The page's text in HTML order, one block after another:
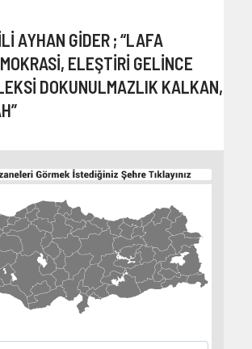
AYHAN GİDER ; “LAFA
ELEŞTİRİ GELİNCE
DOKUNULMAZLIK KALKAN,